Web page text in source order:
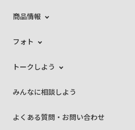
商品情報
フォト
トークしよう
みんなに相談しよう
よくある質問・お問い合わせ